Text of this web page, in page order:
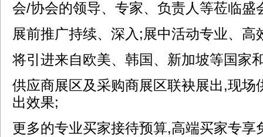
会/协会的领导、专家、负责人等莅临盛
展前推广持续、深入;展中活动专业、高
将引进来自欧美、韩国、新加坡等国家
供应商展区及采购商展区联袂展出,现场
出效果;
更多的专业买家接待预算,高端买家专享